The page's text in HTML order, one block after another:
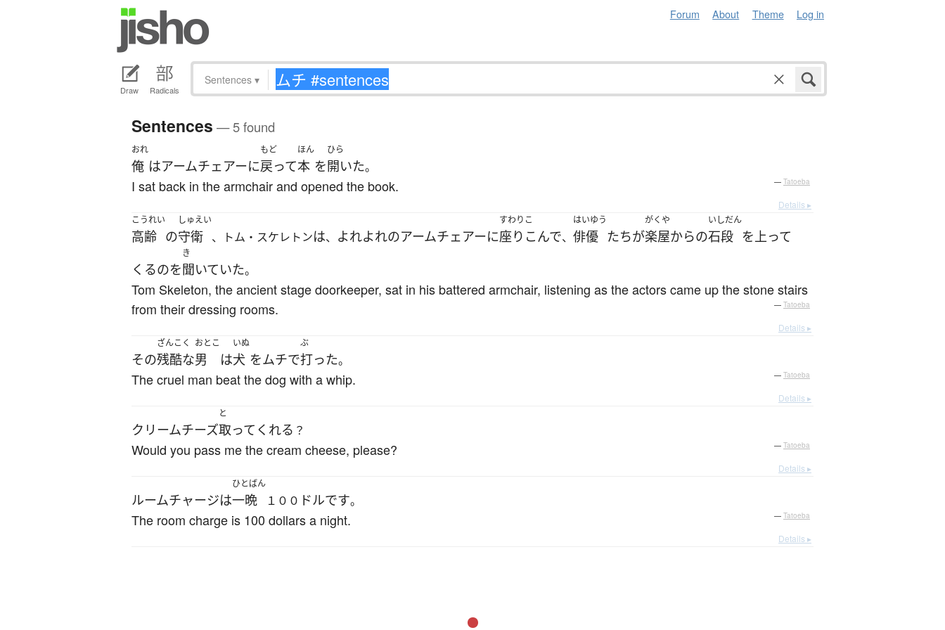
Forum About Theme Log in
Draw Radicals
Sentences ▾
Sentences — 5 found
おれ
俺 はアームチェアーに
もど
戻って
ほん
本 を
ひら
開いた。
I sat back in the armchair and opened the book. — Tatoeba
Details ▸
こうれい
高齢 の
しゅえい
守衛 、トム・スケレトンは、 よれよれのアームチェアーに
すわりこ
座りこんで、
はいゆう
俳優 たちが
がくや
楽屋からの
いしだん
石段 を上って
くるのを
き
聞いていた。
Tom Skeleton, the ancient stage doorkeeper, sat in his battered armchair, listening as the actors came up the stone stairs
from their dressing rooms.
— Tatoeba
Details ▸
その
ざんこく
残酷な
おとこ
男 は
いぬ
犬 をムチで
ぶ
打った。
The cruel man beat the dog with a whip. — Tatoeba
Details ▸
クリームチーズ
と
取って くれる ？
Would you pass me the cream cheese, please? — Tatoeba
Details ▸
ルームチャージは
ひとばん
一晩 １００ ドルです。
The room charge is 100 dollars a night. — Tatoeba
Details ▸